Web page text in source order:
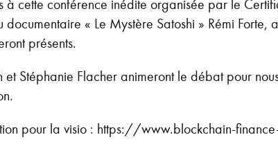
à cette conférence inédite organisée par le
documentaire « Le Mystère Satoshi » Rémi Forte,
présents.
et Stéphanie Flacher animeront le débat pour
pour la visio : https://www.blockchain-